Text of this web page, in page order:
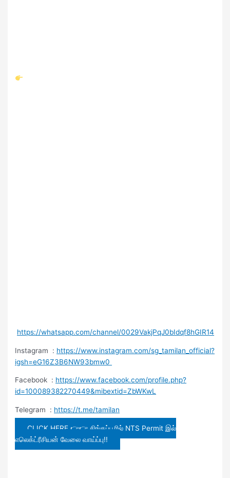
https://whatsapp.com/channel/0029VakjPqJ0bIdqf8hGIR14
Instagram : https://www.instagram.com/sg_tamilan_official?
igsh=eG16Z3B6NW93bmw0
Facebook : https://www.facebook.com/profile.php?
id=100089382270449&mibextid=ZbWKwL
Telegram : https://t.me/tamilan
CLICK HERE 👉👉 சிங்கப்பூரில் NTS Permit இல்
எலெக்ட்ரீசியன் வேலை வாய்ப்பு!!